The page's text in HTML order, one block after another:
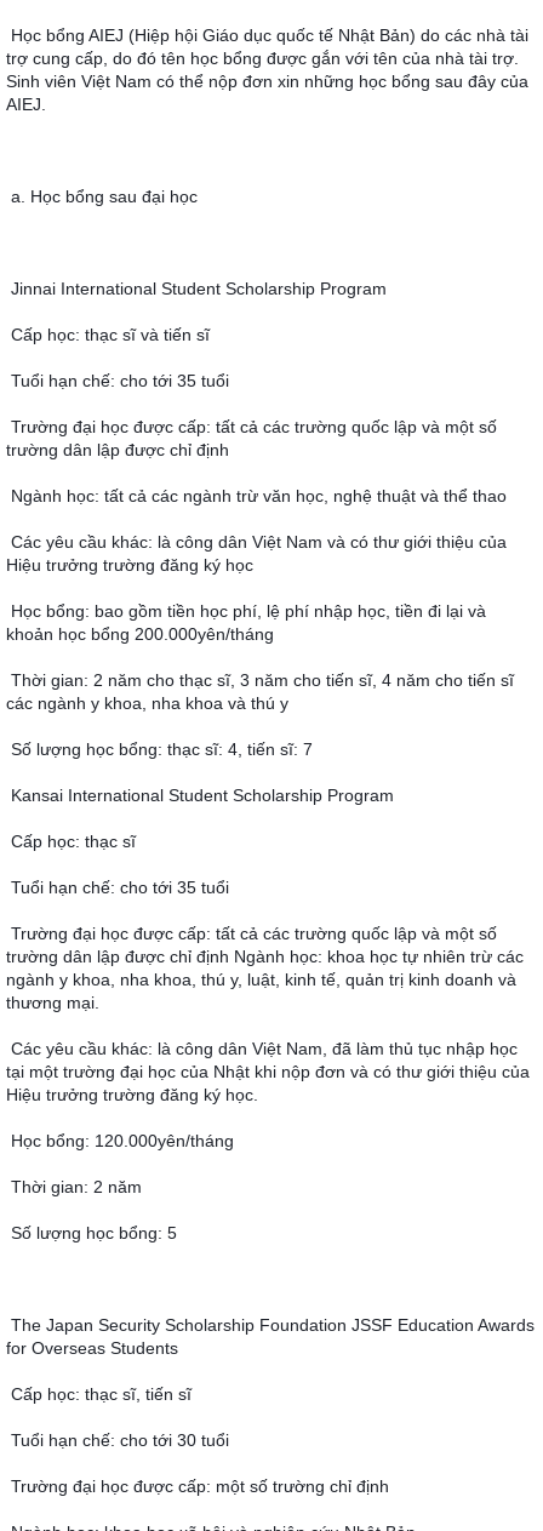
Học bổng AIEJ (Hiệp hội Giáo dục quốc tế Nhật Bản) do các nhà tài
trợ cung cấp, do đó tên học bổng được gắn với tên của nhà tài trợ.
Sinh viên Việt Nam có thể nộp đơn xin những học bổng sau đây của
AIEJ.
a. Học bổng sau đại học
Jinnai International Student Scholarship Program
Cấp học: thạc sĩ và tiến sĩ
Tuổi hạn chế: cho tới 35 tuổi
Trường đại học được cấp: tất cả các trường quốc lập và một số
trường dân lập được chỉ định
Ngành học: tất cả các ngành trừ văn học, nghệ thuật và thể thao
Các yêu cầu khác: là công dân Việt Nam và có thư giới thiệu của
Hiệu trưởng trường đăng ký học
Học bổng: bao gồm tiền học phí, lệ phí nhập học, tiền đi lại và
khoản học bổng 200.000yên/tháng
Thời gian: 2 năm cho thạc sĩ, 3 năm cho tiến sĩ, 4 năm cho tiến sĩ
các ngành y khoa, nha khoa và thú y
Số lượng học bổng: thạc sĩ: 4, tiến sĩ: 7
Kansai International Student Scholarship Program
Cấp học: thạc sĩ
Tuổi hạn chế: cho tới 35 tuổi
Trường đại học được cấp: tất cả các trường quốc lập và một số
trường dân lập được chỉ định Ngành học: khoa học tự nhiên trừ các
ngành y khoa, nha khoa, thú y, luật, kinh tế, quản trị kinh doanh và
thương mại.
Các yêu cầu khác: là công dân Việt Nam, đã làm thủ tục nhập học
tại một trường đại học của Nhật khi nộp đơn và có thư giới thiệu của
Hiệu trưởng trường đăng ký học.
Học bổng: 120.000yên/tháng
Thời gian: 2 năm
Số lượng học bổng: 5
The Japan Security Scholarship Foundation JSSF Education Awards
for Overseas Students
Cấp học: thạc sĩ, tiến sĩ
Tuổi hạn chế: cho tới 30 tuổi
Trường đại học được cấp: một số trường chỉ định